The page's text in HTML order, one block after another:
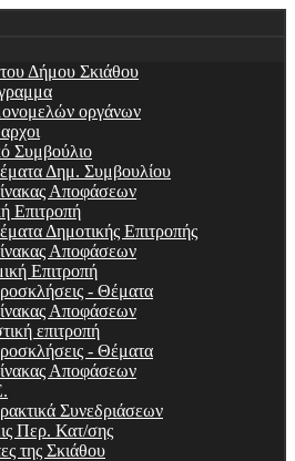
του Δήμου Σκιάθου
οργάνων
Συμβούλιο
Δημ. Συμβουλίου
Αποφάσεων
Επιτροπή
Δημοτικής Επιτροπής
Αποφάσεων
Επιτροπή
- Θέματα
Αποφάσεων
επιτροπή
- Θέματα
Αποφάσεων
Συνεδριάσεων
Περ. Κατ/σης
της Σκιάθου